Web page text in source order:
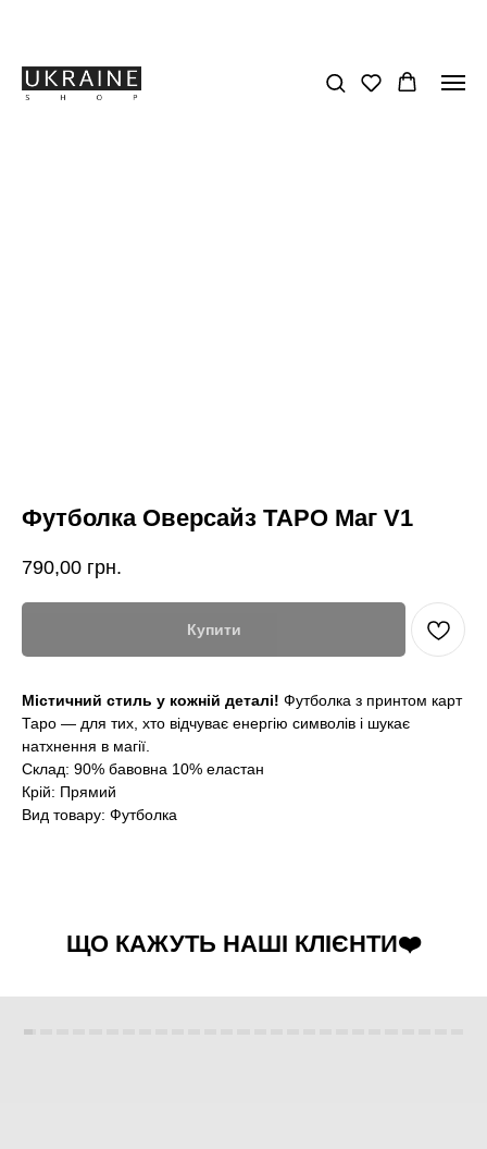
Футболка Оверсайз ТАРО Маг V1
790,00 грн.
Купити
Містичний стиль у кожній деталі! Футболка з принтом карт
Таро — для тих, хто відчуває енергію символів і шукає
натхнення в магії.
Склад: 90% бавовна 10% еластан
Крій: Прямий
Вид товару: Футболка
ЩО КАЖУТЬ НАШІ КЛІЄНТИ❤️